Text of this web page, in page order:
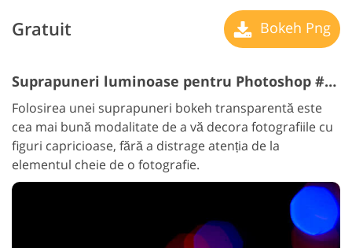
Gratuit Bokeh Png
Suprapuneri luminoase pentru Photoshop #5 "Party"
Folosirea unei suprapuneri bokeh transparentă este
cea mai bună modalitate de a vă decora fotografiile cu
figuri capricioase, fără a distrage atenția de la
elementul cheie de o fotografie.